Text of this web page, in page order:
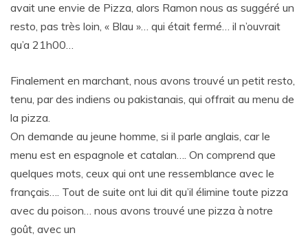
avait une envie de Pizza, alors Ramon nous as suggéré un
resto, pas très loin, « Blau »… qui était fermé… il n’ouvrait
qu’a 21h00…
Finalement en marchant, nous avons trouvé un petit resto,
tenu, par des indiens ou pakistanais, qui offrait au menu de
la pizza.
On demande au jeune homme, si il parle anglais, car le
menu est en espagnole et catalan…. On comprend que
quelques mots, ceux qui ont une ressemblance avec le
français…. Tout de suite ont lui dit qu’il élimine toute pizza
avec du poison… nous avons trouvé une pizza à notre
goût, avec un